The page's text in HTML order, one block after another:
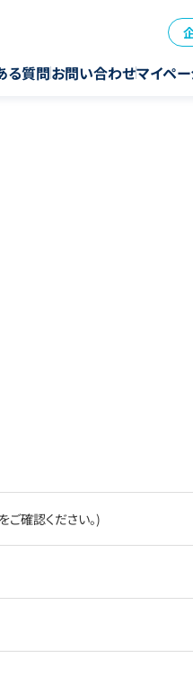
る質問お問い合わせマイペ
確認ください。)